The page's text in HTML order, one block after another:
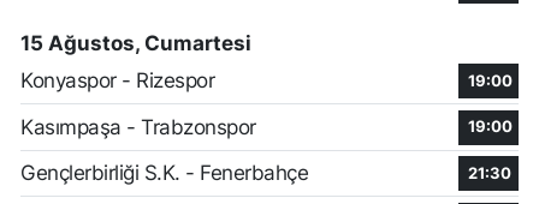
15 Ağustos, Cumartesi
Konyaspor - Rizespor
19:00
Kasımpaşa - Trabzonspor 19:00
Gençlerbirliği S.K. - Fenerbahçe 21:30